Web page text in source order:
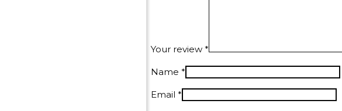
Your review *
Name *
Email *